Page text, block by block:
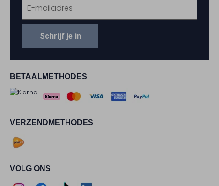
BETAALMETHODES
VERZENDMETHODES
VOLG ONS
Schrijf je in